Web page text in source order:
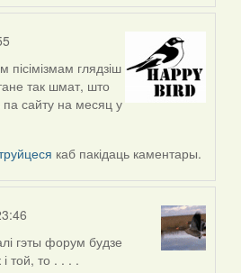
пісімізмам глядзіш
так шмат, што
сайту на месяц у
каб пакідаць каментары.
гэты форум будзе
той, то . . . .